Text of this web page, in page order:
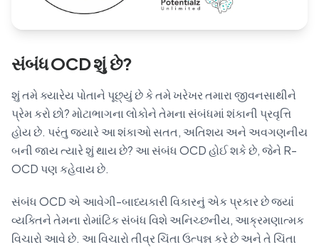
Book Appointment
સંબંધ OCD શું છે?
શું તમે ક્યારેય પોતાને પૂછ્યું છે કે તમે ખરેખર તમારા જીવનસાથીને
પ્રેમ કરો છો? મોટાભાગના લોકોને તેમના સંબંધમાં શંકાની પ્રવૃત્તિ
હોય છે. પરંતુ જ્યારે આ શંકાઓ સતત, અતિશય અને અવગણનીય
બની જાય ત્યારે શું થાય છે? આ સંબંધ OCD હોઈ શકે છે, જેને R-
OCD પણ કહેવાય છે.
સંબંધ OCD એ આવેગી-બાધ્યકારી વિકારનું એક પ્રકાર છે જ્યાં
વ્યક્તિને તેમના રોમાંટિક સંબંધ વિશે અનિચ્છનીય, આક્રમણાત્મક
વિચારો આવે છે. આ વિચારો તીવ્ર ચિંતા ઉત્પન્ન કરે છે અને તે ચિંતા